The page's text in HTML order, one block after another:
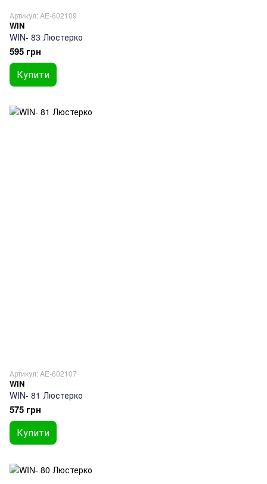
Артикул: AE-602109
WIN
WIN- 83 Люстерко
595 грн
Купити
Артикул: AE-602107
WIN
WIN- 81 Люстерко
575 грн
Купити